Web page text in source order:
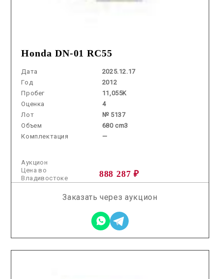
Honda DN-01 RC55
Дата
2025.12.17
Год
2012
Пробег
11,055K
Оценка
4
Лот
№ 5137
Объем
680 cm3
Комплектация
—
Аукцион
888 287 ₽
Цена во
Владивостоке
Заказать через аукцион